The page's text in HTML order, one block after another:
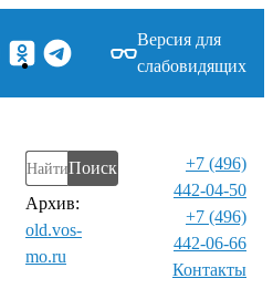
Версия для
слабовидящих
Поиск
Архив:
old.vos-
mo.ru
+7 (496)
442-04-50
+7 (496)
442-06-66
Контакты⁠